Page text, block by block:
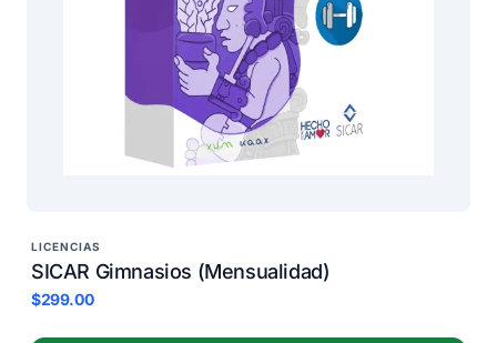
LICENCIAS
SICAR Gimnasios (Mensualidad)
$299.00